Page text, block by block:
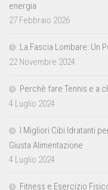
energia
27 Febbraio 2026
La Fascia Lombare: Un
22 Novembre 2024
Perchè fare Tennis e a
4 Luglio 2024
I Migliori Cibi Idratanti
Giusta Alimentazione
4 Luglio 2024
Fitness e Esercizio